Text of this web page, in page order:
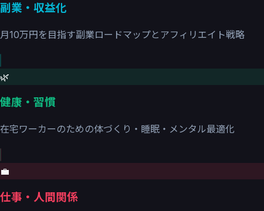
副業・収益化
月10万円を目指す副業ロードマップとアフィリエイト戦略
🌿
健康・習慣
在宅ワーカーのための体づくり・睡眠・メンタル最適化
💼
仕事・人間関係